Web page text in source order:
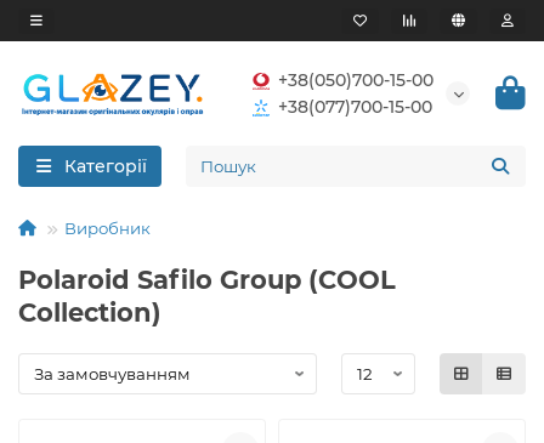
+38(050)700-15-00
+38(077)700-15-00
Категорії
Виробник
Polaroid Safilo Group (COOL
Collection)